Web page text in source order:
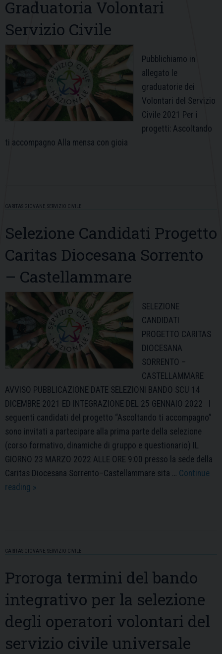
Graduatoria Volontari
Servizio Civile
Pubblichiamo in
allegato le
graduatorie dei
Volontari del Servizio
Civile 2021 Per i
progetti: Ascoltando
ti accompagno Alla mensa con gioia
CARITAS GIOVANE SERVIZIO CIVILE
Selezione Candidati Progetto
Caritas Diocesana Sorrento
– Castellammare
SELEZIONE
CANDIDATI
PROGETTO CARITAS
DIOCESANA
SORRENTO –
CASTELLAMMARE
AVVISO PUBBLICAZIONE DATE SELEZIONI BANDO SCU 14
DICEMBRE 2021 ED INTEGRAZIONE DEL 25 GENNAIO 2022 I
seguenti candidati del progetto “Ascoltando ti accompagno”
sono invitati a partecipare alla prima parte della selezione
(corso formativo, dinamiche di gruppo e questionario) IL
GIORNO 23 MARZO 2022 ALLE ORE 9:00 presso la sede della
Caritas Diocesana Sorrento–Castellammare sita … Continue
reading Selezione
Castellammare
»
CARITAS GIOVANE SERVIZIO CIVILE
Proroga termini del bando
integrativo per la selezione
degli operatori volontari del
servizio civile universale